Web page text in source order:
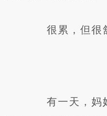
很累，但很
有一天，妈妈